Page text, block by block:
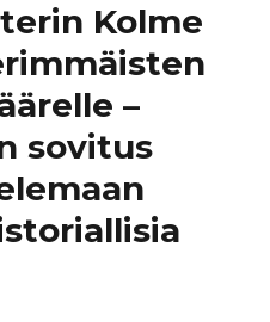
Kolme
–
sovitus